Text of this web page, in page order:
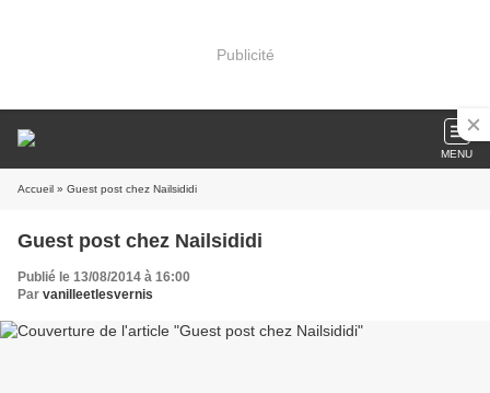
Publicité
MENU
Accueil » Guest post chez Nailsididi
Guest post chez Nailsididi
Publié le 13/08/2014 à 16:00
Par vanilleetlesvernis